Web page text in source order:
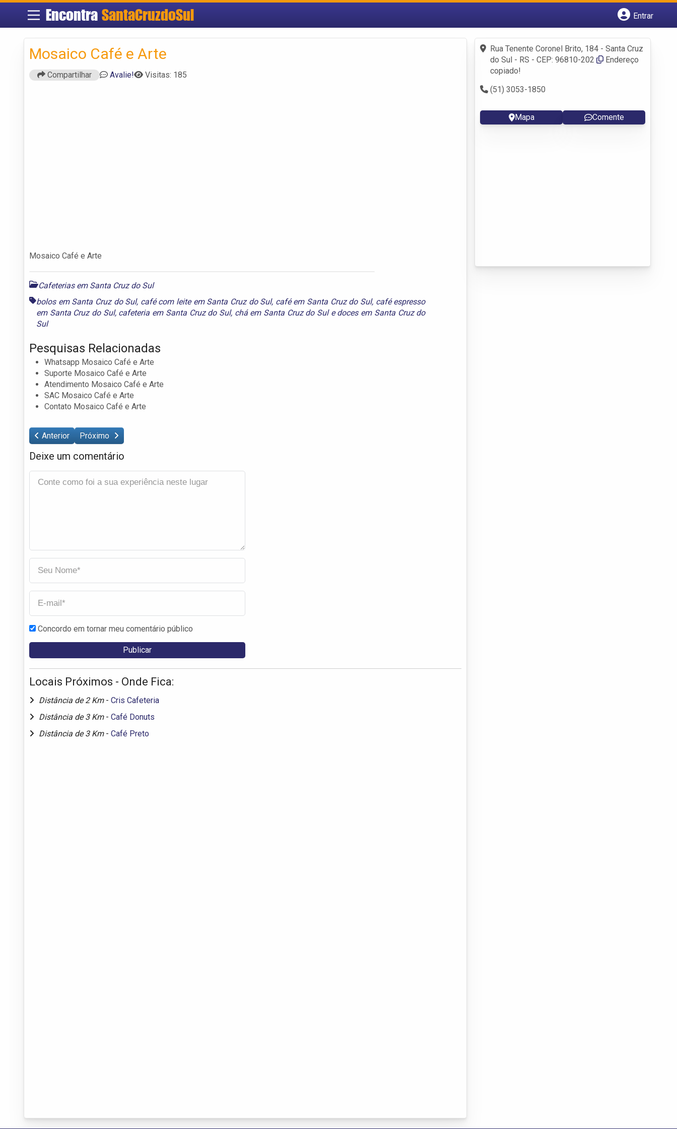
Encontra SantaCruzdoSul
Entrar
Fazer login
Criar conta
Mosaico Café e Arte
Compartilhar Avalie! Visitas: 185
Mosaico Café e Arte
Cafeterias em Santa Cruz do Sul
bolos em Santa Cruz do Sul, café com leite em Santa Cruz do Sul, café em Santa Cruz do Sul, café espresso
em Santa Cruz do Sul, cafeteria em Santa Cruz do Sul, chá em Santa Cruz do Suledoces em Santa Cruz do
Sul
Pesquisas Relacionadas
Whatsapp Mosaico Café e Arte
Suporte Mosaico Café e Arte
Atendimento Mosaico Café e Arte
SAC Mosaico Café e Arte
Contato Mosaico Café e Arte
Anterior Próximo
Deixe um comentário
Concordo em tornar meu comentário público
Locais Próximos - Onde Fica:
Distância de 2 Km - Cris Cafeteria
Distância de 3 Km - Café Donuts
Distância de 3 Km - Café Preto
Rua Tenente Coronel Brito, 184 - Santa Cruz
do Sul - RS - CEP: 96810-202
Endereço
copiado!
(51) 3053-1850
Mapa Comente